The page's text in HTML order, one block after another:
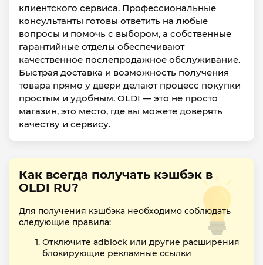
клиентского сервиса. Профессиональные
консультанты готовы ответить на любые
вопросы и помочь с выбором, а собственные
гарантийные отделы обеспечивают
качественное послепродажное обслуживание.
Быстрая доставка и возможность получения
товара прямо у двери делают процесс покупки
простым и удобным. OLDI — это не просто
магазин, это место, где вы можете доверять
качеству и сервису.
Как всегда получать кэшбэк в
OLDI RU?
Для получения кэшбэка необходимо соблюдать
следующие правила:
Отключите adblock или другие расширения
блокирующие рекламные ссылки